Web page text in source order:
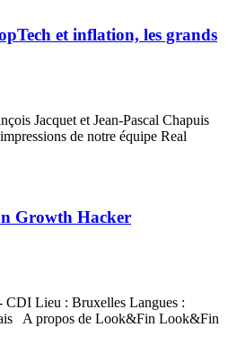
et inflation, les grands
Jacquet et Jean-Pascal Chapuis
de notre équipe Real
Growth Hacker
CDI Lieu : Bruxelles Langues :
A propos de Look&Fin Look&Fin